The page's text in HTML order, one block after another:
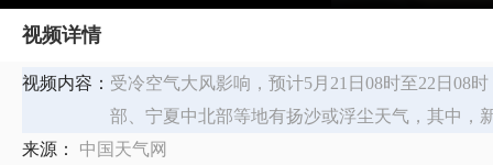
视频详情
视频内容： 受冷空气大风影响，预计5月21日08时至22日08
部、宁夏中北部等地有扬沙或浮尘天气，其中，
来源：
中国天气网